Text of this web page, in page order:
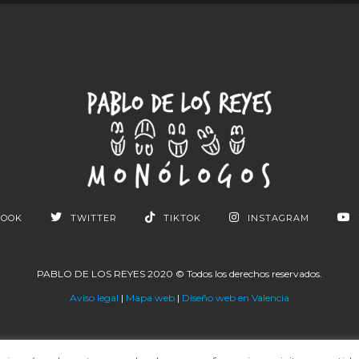
TWITTER TIKTOK INSTAGRAM
PABLO DE LOS REYES 2020 © Todos los derechos reservados.
Aviso legal | Mapa web | Diseño web en Valencia